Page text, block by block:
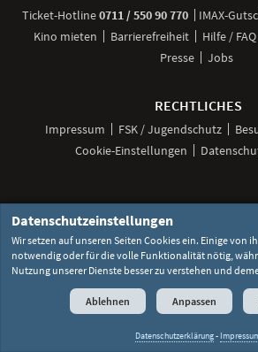
Ticket-Hotline0711 / 550 90 770anrufen
IMAX-
Kino mieten
Barrierefreiheit Hilfe / FAQ
Presse
Jobs
RECHTLICHES
Impressum FSK / Jugendschutz
Cookie-Einstellungen
Social
Media
Links
Unsere
Seite
bei
Facebook
Unsere
bei
Instagram
bei
TikTok
bei
©2026 Lochmann
Datenschutzeinstellungen
Wir setzen auf unseren Seiten Cookies ein. Einige von
notwendig oder für die volle Funktionalität nötig,
Nutzung unserer Dienste besser zu verstehen und
Ablehnen Anpassen
Datenschutzerklärung-